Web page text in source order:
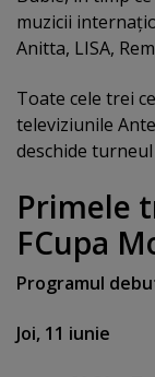
muzicii
Anitta, LISA,
Toate cele trei
televiziunile
deschide
Primele
FCupa
Programul
Joi, 11 iunie